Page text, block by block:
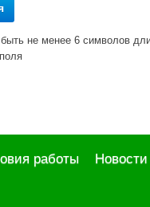
не менее 6 символов
работы Новости